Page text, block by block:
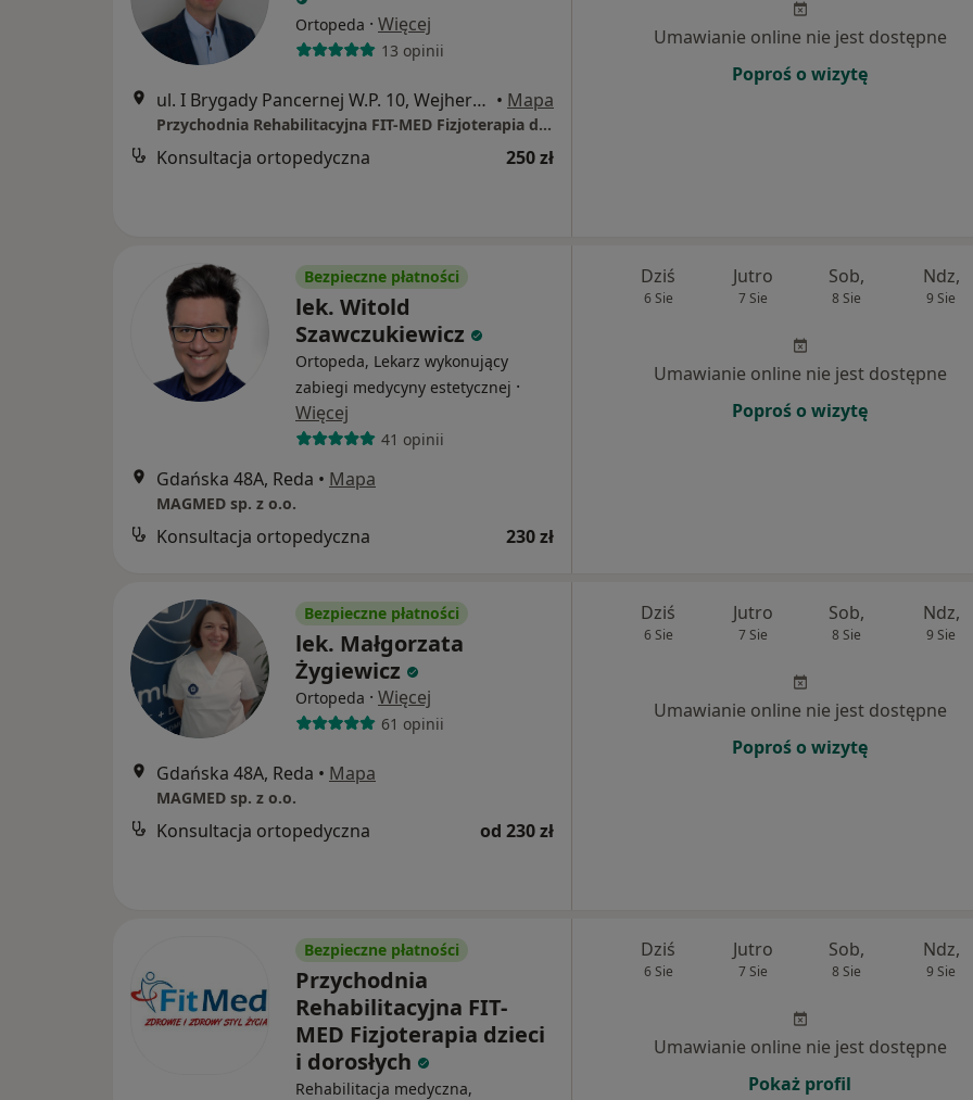
Ortopeda · Więcej
13 opinii
ul. I Brygady Pancernej W.P. 10, Wejherowo • Mapa
Przychodnia Rehabilitacyjna FIT-MED Fizjoterapia dzieci i dorosłych
Konsultacja ortopedyczna 250 zł
Umawianie online nie jest dostępne
Poproś o wizytę
Bezpieczne płatności
lek. Witold
Szawczukiewicz
Ortopeda, Lekarz wykonujący
zabiegi medycyny estetycznej ·
Więcej
41 opinii
Gdańska 48A, Reda • Mapa
MAGMED sp. z o.o.
Konsultacja ortopedyczna 230 zł
Dziś
6 Sie
Jutro
7 Sie
Sob,
8 Sie
Ndz,
9 Sie
Umawianie online nie jest dostępne
Poproś o wizytę
Bezpieczne płatności
lek. Małgorzata
Żygiewicz
Ortopeda · Więcej
61 opinii
Gdańska 48A, Reda • Mapa
MAGMED sp. z o.o.
Konsultacja ortopedyczna od 230 zł
Dziś
6 Sie
Jutro
7 Sie
Sob,
8 Sie
Ndz,
9 Sie
Umawianie online nie jest dostępne
Poproś o wizytę
Bezpieczne płatności
Przychodnia
Rehabilitacyjna FIT-
MED Fizjoterapia dzieci
i dorosłych
Rehabilitacja medyczna,
Dziś
6 Sie
Jutro
7 Sie
Sob,
8 Sie
Ndz,
9 Sie
Umawianie online nie jest dostępne
Pokaż profil